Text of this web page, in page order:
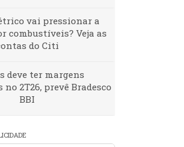
vai pressionar a
combustíveis? Veja as
do Citi
deve ter margens
2T26, prevê Bradesco
BBI